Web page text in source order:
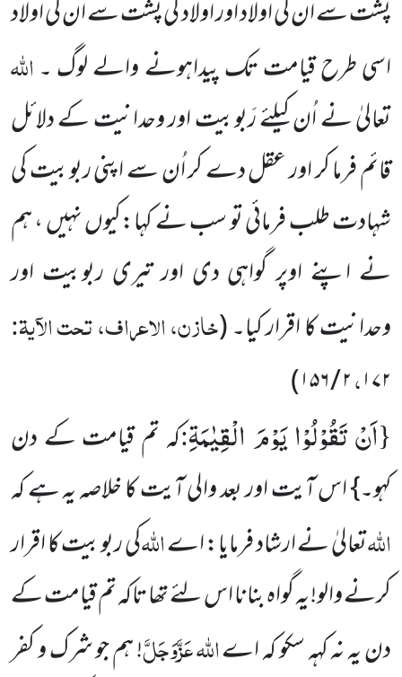
پشت سے ان کی اولاد اور اولاد کی پشت سے ان کی اولاد
اسی طرح قیامت تک پیداہونے والے لوگ ۔اللہ
تعالیٰ نے اُن کیلئے رَبوبیت اور وحدانیت کے دلائل
قائم فرما کر اور عقل دے کر اُن سے اپنی ربوبیت کی
شہادت طلب فرمائی تو سب نے کہا:کیوں نہیں ، ہم
نے اپنے اوپر گواہی دی اور تیری ربوبیت اور
وحدانیت کا اقرار کیا۔(خازن، الاعراف، تحت الآیۃ:
۱۷۲،۲ / ۱۵۶ )
{اَنْ تَقُوْلُوْا یَوْمَ الْقِیٰمَةِ:کہ تم قیامت کے دن
کہو۔} اس آیت اور بعد والی آیت کا خلاصہ یہ ہے کہ
اللہتعالیٰ نے ارشاد فرمایا: اےاللہکی ربوبیت کا اقرار
کرنے والو! یہ گواہ بنانا اس لئے تھا تاکہ تم قیامت کے
دن یہ نہ کہہ سکو کہ اےاللہ عَزَّوَجَلَّ! ہم جو شرک و کفر